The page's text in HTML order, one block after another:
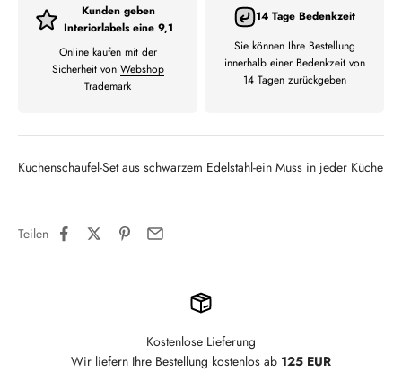
Kunden geben
Interiorlabels eine 9,1
Online kaufen mit der
Sicherheit von Webshop
Trademark
14 Tage Bedenkzeit
Sie können Ihre Bestellung
innerhalb einer Bedenkzeit von
14 Tagen zurückgeben
Kuchenschaufel-Set aus schwarzem Edelstahl-ein Muss in jeder Küche
Teilen
Kostenlose Lieferung
Wir liefern Ihre Bestellung kostenlos ab 125 EUR